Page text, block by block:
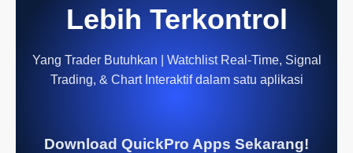
Lebih Terkontrol
Yang Trader Butuhkan | Watchlist Real-Time, Signal
Trading, & Chart Interaktif dalam satu aplikasi
Download QuickPro Apps Sekarang!